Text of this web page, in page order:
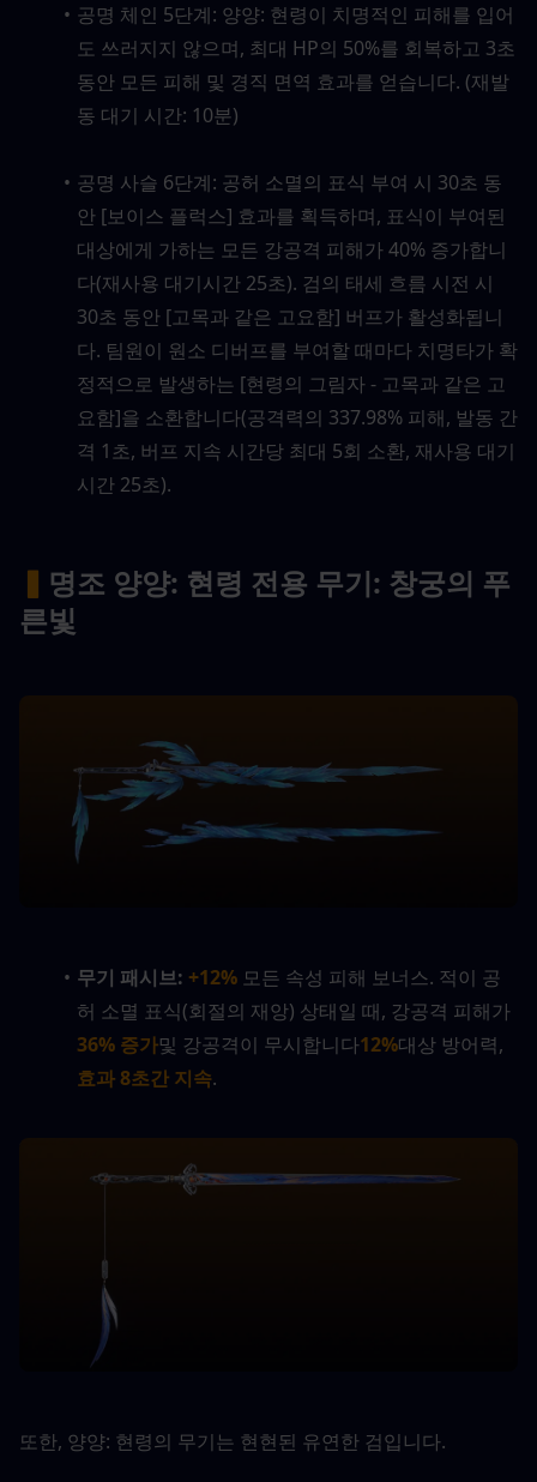
공명 체인 5단계: 양양: 현령이 치명적인 피해를 입어
도 쓰러지지 않으며, 최대 HP의 50%를 회복하고 3초
동안 모든 피해 및 경직 면역 효과를 얻습니다. (재발
동 대기 시간: 10분)
공명 사슬 6단계: 공허 소멸의 표식 부여 시 30초 동
안 [보이스 플럭스] 효과를 획득하며, 표식이 부여된
대상에게 가하는 모든 강공격 피해가 40% 증가합니
다(재사용 대기시간 25초). 검의 태세 흐름 시전 시
30초 동안 [고목과 같은 고요함] 버프가 활성화됩니
다. 팀원이 원소 디버프를 부여할 때마다 치명타가 확
정적으로 발생하는 [현령의 그림자 - 고목과 같은 고
요함]을 소환합니다(공격력의 337.98% 피해, 발동 간
격 1초, 버프 지속 시간당 최대 5회 소환, 재사용 대기
시간 25초).
▍ 명조 양양: 현령 전용 무기: 창궁의 푸
른빛
무기 패시브: +12% 모든 속성 피해 보너스. 적이 공
36% 증가및 강공격이 무시합니다12%
효과 8초간 지속.
또한, 양양: 현령의 무기는 현현된 유연한 검입니다.